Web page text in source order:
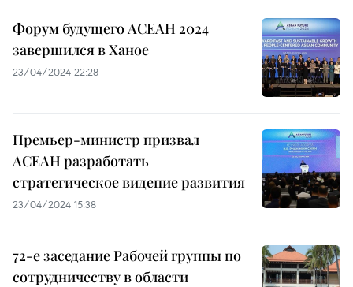
Форум будущего АСЕАН 2024
завершился в Ханое
23/04/2024 22:28
Премьер-министр призвал
АСЕАН разработать
стратегическое видение развития
23/04/2024 15:38
72-е заседание Рабочей группы по
сотрудничеству в области